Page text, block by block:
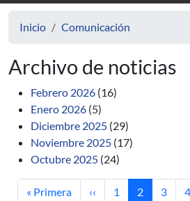
Inicio Comunicación
Archivo de noticias
Febrero 2026 (16)
Enero 2026 (5)
Diciembre 2025 (29)
Noviembre 2025 (17)
Octubre 2025 (24)
Primera página
« Primera Página anterior
‹‹ Página
1 Página
2 Página
3 4